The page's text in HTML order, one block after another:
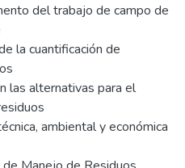
del trabajo de campo de
la cuantificación de
las alternativas para el
ambiental y económica